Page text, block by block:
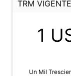
TRM
1
Un Mil